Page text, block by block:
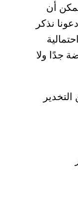
أن
نذكر
جدًا ولا